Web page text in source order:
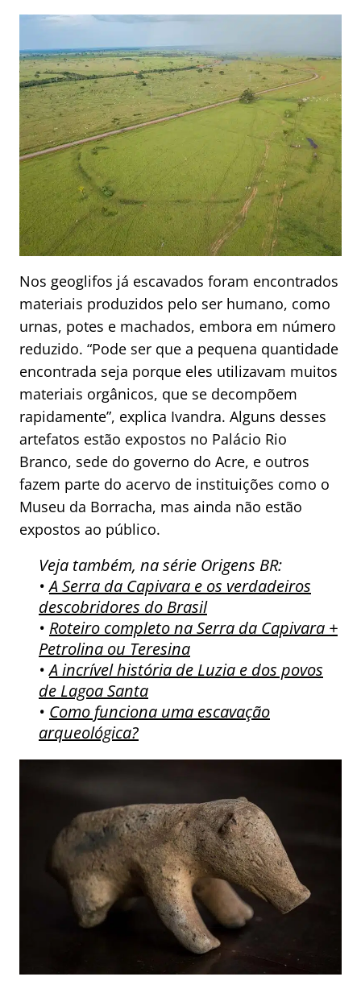
Nos geoglifos já escavados foram encontrados
materiais produzidos pelo ser humano, como
urnas, potes e machados, embora em número
reduzido. “Pode ser que a pequena quantidade
encontrada seja porque eles utilizavam muitos
materiais orgânicos, que se decompõem
rapidamente”, explica Ivandra. Alguns desses
artefatos estão expostos no Palácio Rio
Branco, sede do governo do Acre, e outros
fazem parte do acervo de instituições como o
Museu da Borracha, mas ainda não estão
expostos ao público.
Veja também, na série Origens BR:
•A Serra da Capivara e os verdadeiros
descobridores do Brasil
• Roteiro completo na Serra da Capivara +
Petrolina ou Teresina
•A incrível história de Luzia e dos povos
de Lagoa Santa
• Como funciona uma escavação
arqueológica?